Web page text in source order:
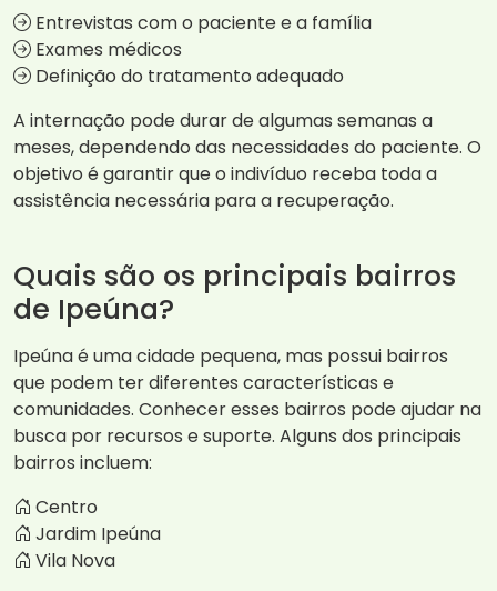
Entrevistas com o paciente e a família
Exames médicos
Definição do tratamento adequado
A internação pode durar de algumas semanas a
meses, dependendo das necessidades do paciente. O
objetivo é garantir que o indivíduo receba toda a
assistência necessária para a recuperação.
Quais são os principais bairros
de Ipeúna?
Ipeúna é uma cidade pequena, mas possui bairros
que podem ter diferentes características e
comunidades. Conhecer esses bairros pode ajudar na
busca por recursos e suporte. Alguns dos principais
bairros incluem:
Centro
Jardim Ipeúna
Vila Nova